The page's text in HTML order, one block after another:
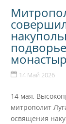
14 Май 2026
14 мая,
митрополит
освящения